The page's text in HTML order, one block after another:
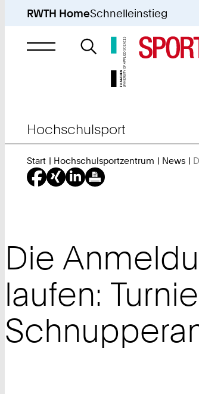
RWTH HomeSchnelleinstieg
Suche
nach
Hochschulsport
Start Hochschulsportzentrum News
Die
laufen: